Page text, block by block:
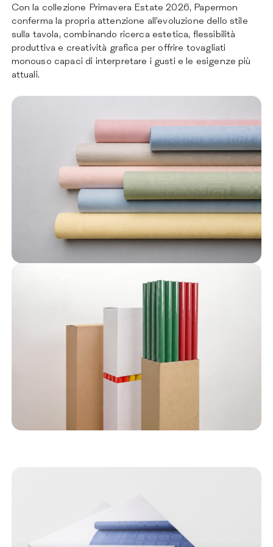
Con la collezione Primavera Estate 2026, Papermon
conferma la propria attenzione all’evoluzione dello stile
sulla tavola, combinando ricerca estetica, flessibilità
produttiva e creatività grafica per offrire tovagliati
monouso capaci di interpretare i gusti e le esigenze più
attuali.